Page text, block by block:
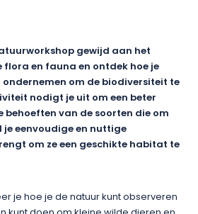
gewijd aan het
flora en fauna en ontdek hoe je
om de biodiversiteit te
nodigt je uit om een beter
behoeften van de soorten die om
je eenvoudige en nuttige
om ze een geschikte habitat te
je hoe je de natuur kunt observeren